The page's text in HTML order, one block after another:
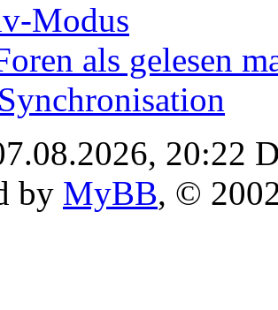
Modus
als gelesen
20:22
by MyBB, ©